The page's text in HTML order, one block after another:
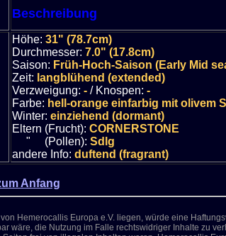
Beschreibung
Höhe: 31" (78.7cm)
Durchmesser: 7.0" (17.8cm)
Saison: Früh-Hoch-Saison (Early Mid
Zeit: langblühend (extended)
Verzweigung: - / Knospen: -
Farbe: hell-orange einfarbig mit olivem
Winter: einziehend (dormant)
Eltern (Frucht): CORNERSTONE
" (Pollen): Sdlg
andere Info: duftend (fragrant)
Anfang
Hemerocallis Europa e.V. liegen, würde eine
wäre, die Nutzung im Falle rechtswidriger Inhalte zu